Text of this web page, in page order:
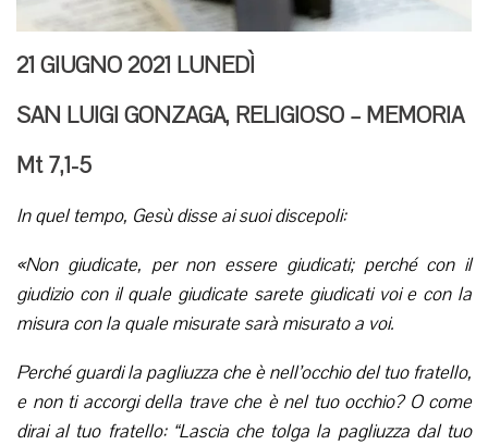
21 GIUGNO 2021 LUNEDÌ
SAN LUIGI GONZAGA, RELIGIOSO – MEMORIA
Mt 7,1-5
In quel tempo, Gesù disse ai suoi discepoli:
«Non giudicate, per non essere giudicati; perché con il
giudizio con il quale giudicate sarete giudicati voi e con la
misura con la quale misurate sarà misurato a voi.
Perché guardi la pagliuzza che è nell’occhio del tuo fratello,
e non ti accorgi della trave che è nel tuo occhio? O come
dirai al tuo fratello: “Lascia che tolga la pagliuzza dal tuo